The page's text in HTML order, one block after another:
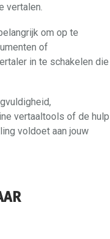
vertalen.
om op te
of
in te schakelen die
vertaaltools of de hulp
voldoet aan jouw